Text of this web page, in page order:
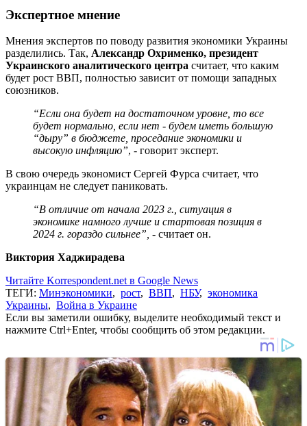
Экспертное мнение
Мнения экспертов по поводу развития экономики Украины
разделились. Так, Александр Охрименко, президент
Украинского аналитического центра считает, что каким
будет рост ВВП, полностью зависит от помощи западных
союзников.
“Если она будет на достаточном уровне, то все
будет нормально, если нет - будем иметь большую
“дыру” в бюджете, проседание экономики и
высокую инфляцию”, - говорит эксперт.
В свою очередь экономист Сергей Фурса считает, что
украинцам не следует паниковать.
“В отличие от начала 2023 г., ситуация в
экономике намного лучше и стартовая позиция в
2024 г. гораздо сильнее”, - считает он.
Виктория Хаджирадева
Читайте Korrespondent.net в Google News
ТЕГИ: Минэкономики, рост, ВВП, НБУ, экономика
Украины, Война в Украине
Если вы заметили ошибку, выделите необходимый текст и
нажмите Ctrl+Enter, чтобы сообщить об этом редакции.